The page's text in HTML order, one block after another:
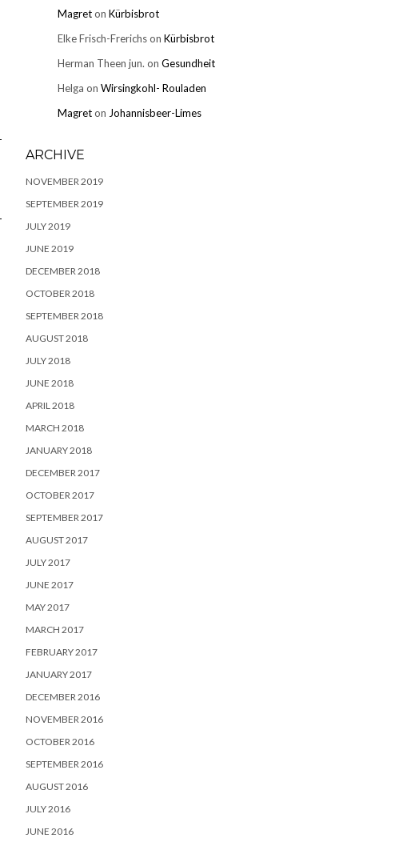
Magreton Kürbisbrot
Elke Frisch-Frerichson Kürbisbrot
Herman Theen jun. on Gesundheit
Helga on Wirsingkohl- Rouladen
Magreton Johannisbeer-Limes
ARCHIVE
NOVEMBER 2019
SEPTEMBER 2019
JULY 2019
JUNE 2019
DECEMBER 2018
OCTOBER 2018
SEPTEMBER 2018
AUGUST 2018
JULY 2018
JUNE 2018
APRIL 2018
MARCH 2018
JANUARY 2018
DECEMBER 2017
OCTOBER 2017
SEPTEMBER 2017
AUGUST 2017
JULY 2017
JUNE 2017
MAY 2017
MARCH 2017
FEBRUARY 2017
JANUARY 2017
DECEMBER 2016
NOVEMBER 2016
OCTOBER 2016
SEPTEMBER 2016
AUGUST 2016
JULY 2016
JUNE 2016